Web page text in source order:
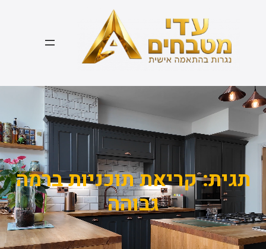
תגית:קריאת תוכניות ברמה
גבוהה